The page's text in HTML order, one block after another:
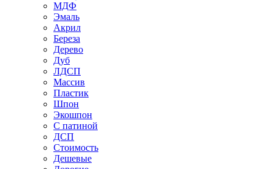
МДФ
Эмаль
Акрил
Береза
Дерево
Дуб
ЛДСП
Массив
Пластик
Шпон
Экошпон
С патиной
ДСП
Стоимость
Дешевые